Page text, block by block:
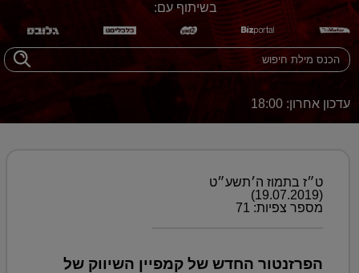
בשיתוף עם:
עדכון אחרון: 18:00
ט״ז בתמוז ה׳תשע״ט
(19.07.2019)
מספר צפיות: 71
הפרזנטור החדש של קמפיין השיווק של